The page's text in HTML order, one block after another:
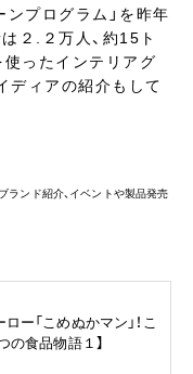
プログラム」を昨年
２.２万人、約15ト
使ったインテリアグ
ディアの紹介もして
ランド紹介、イベントや製品発売
ー「こめぬかマン」！こ
の食品物語１】